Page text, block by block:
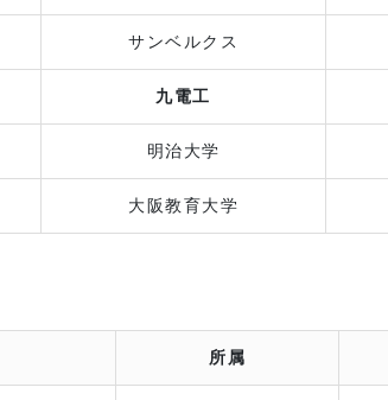
サンベルクス
九電工
明治大学
大阪教育大学
所属